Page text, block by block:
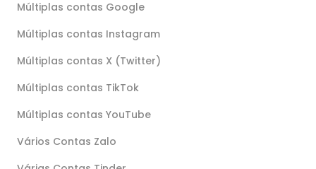
Múltiplas contas Google
Múltiplas contas Instagram
Múltiplas contas X (Twitter)
Múltiplas contas TikTok
Múltiplas contas YouTube
Vários Contas Zalo